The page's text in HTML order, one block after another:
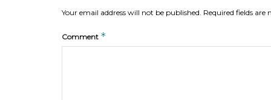
Your email address will not be published. Required fields are
Comment *